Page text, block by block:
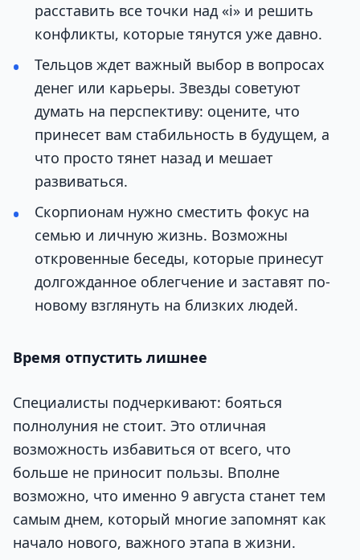
расставить все точки над «i» и решить
конфликты, которые тянутся уже давно.
Тельцов ждет важный выбор в вопросах
денег или карьеры. Звезды советуют
думать на перспективу: оцените, что
принесет вам стабильность в будущем, а
что просто тянет назад и мешает
развиваться.
Скорпионам нужно сместить фокус на
семью и личную жизнь. Возможны
откровенные беседы, которые принесут
долгожданное облегчение и заставят по-
новому взглянуть на близких людей.
Время отпустить лишнее
Специалисты подчеркивают: бояться
полнолуния не стоит. Это отличная
возможность избавиться от всего, что
больше не приносит пользы. Вполне
возможно, что именно 9 августа станет тем
самым днем, который многие запомнят как
начало нового, важного этапа в жизни.